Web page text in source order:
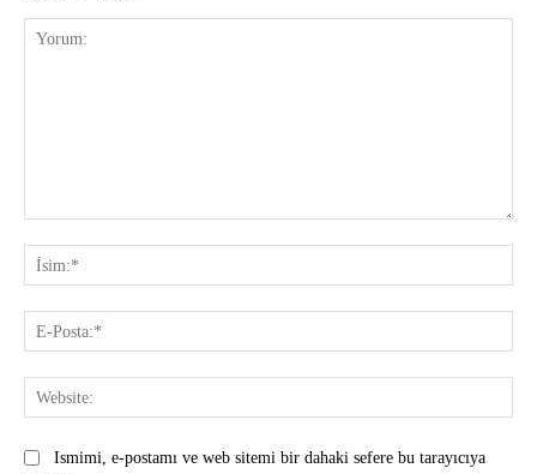
Ismimi, e-postamı ve web sitemi bir dahaki sefere bu tarayıcıya